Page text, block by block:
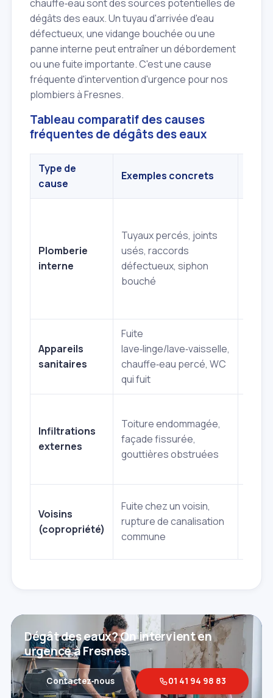
chauffe‑eau sont des sources potentielles de
dégâts des eaux. Un tuyau d'arrivée d'eau
défectueux, une vidange bouchée ou une
panne interne peut entraîner un débordement
ou une fuite importante. C'est une cause
fréquente d'intervention d'urgence pour nos
plombiers à Fresnes.
Tableau comparatif des causes
fréquentes de dégâts des eaux
Type de
cause
Exemples concrets
Plomberie
interne
Tuyaux percés, joints
usés, raccords
défectueux, siphon
bouché
Appareils
sanitaires
Fuite
lave‑linge/lave‑vaisselle,
chauffe‑eau percé, WC
qui fuit
Infiltrations
externes
Toiture endommagée,
façade fissurée,
gouttières obstruées
Voisins
(copropriété)
Fuite chez un voisin,
rupture de canalisation
commune
Dégât des eaux? On intervient en
urgence à Fresnes.
Contactez‑nous 01 41 94 98 83